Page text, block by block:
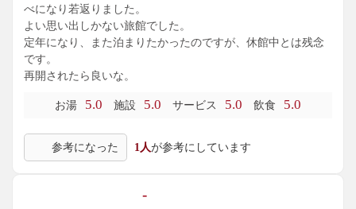
べになり若返りました。
よい思い出しかない旅館でした。
定年になり、また泊まりたかったのですが、休館中とは残念
です。
再開されたら良いな。
お湯 5.0 施設 5.0 サービス 5.0 飲食 5.0
参考になった 1人が参考にしています
-